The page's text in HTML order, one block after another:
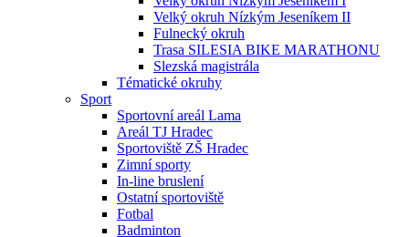
Velký okruh Nízkým Jeseníkem II
Fulnecký okruh
Trasa SILESIA BIKE MARATHONU
Slezská magistrála
Tématické okruhy
Sport
Sportovní areál Lama
Areál TJ Hradec
Sportoviště ZŠ Hradec
Zimní sporty
In-line bruslení
Ostatní sportoviště
Fotbal
Badminton